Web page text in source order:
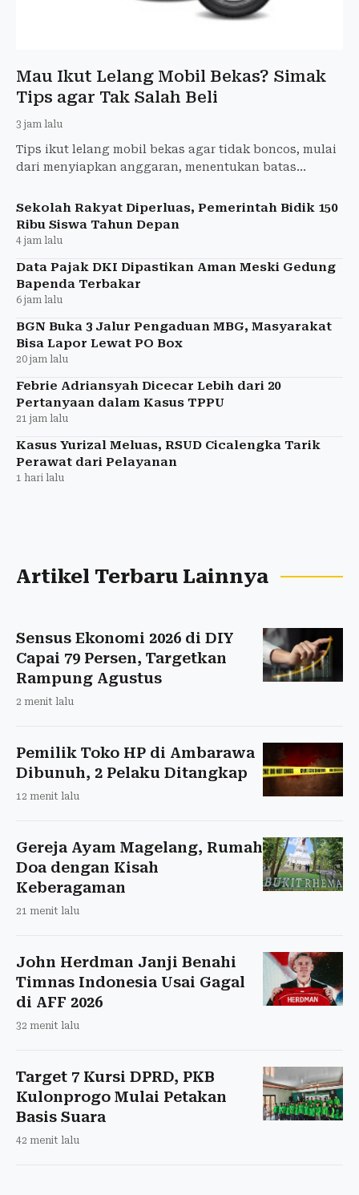
Mau Ikut Lelang Mobil Bekas? Simak
Tips agar Tak Salah Beli
3 jam lalu
Tips ikut lelang mobil bekas agar tidak boncos, mulai
dari menyiapkan anggaran, menentukan batas
Sekolah Rakyat Diperluas, Pemerintah Bidik 150
Ribu Siswa Tahun Depan
4 jam lalu
Data Pajak DKI Dipastikan Aman Meski Gedung
Bapenda Terbakar
6 jam lalu
BGN Buka 3 Jalur Pengaduan MBG, Masyarakat
Bisa Lapor Lewat PO Box
20 jam lalu
Febrie Adriansyah Dicecar Lebih dari 20
Pertanyaan dalam Kasus TPPU
21 jam lalu
Kasus Yurizal Meluas, RSUD Cicalengka Tarik
Perawat dari Pelayanan
1 hari lalu
Artikel Terbaru Lainnya
Sensus Ekonomi 2026 di DIY
Capai 79 Persen, Targetkan
Rampung Agustus
2 menit lalu
Pemilik Toko HP di Ambarawa
Dibunuh, 2 Pelaku Ditangkap
12 menit lalu
Gereja Ayam Magelang, Rumah
Doa dengan Kisah
Keberagaman
21 menit lalu
John Herdman Janji Benahi
Timnas Indonesia Usai Gagal
di AFF 2026
32 menit lalu
Target 7 Kursi DPRD, PKB
Kulonprogo Mulai Petakan
Basis Suara
42 menit lalu